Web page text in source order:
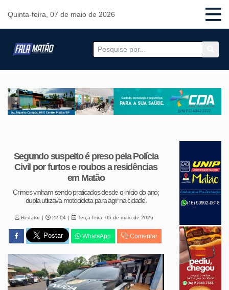
Quinta-feira, 07 de maio de 2026
Segundo suspeito é preso pela Polícia
Civil por furtos e roubos a residências
em Matão
Crimes vinham sendo praticados desde o início do ano;
dupla utilizava motocicleta para agir na cidade.
Redator 22:04 Terça-feira, 05 de maio de 2026
WhatsApp Comentar